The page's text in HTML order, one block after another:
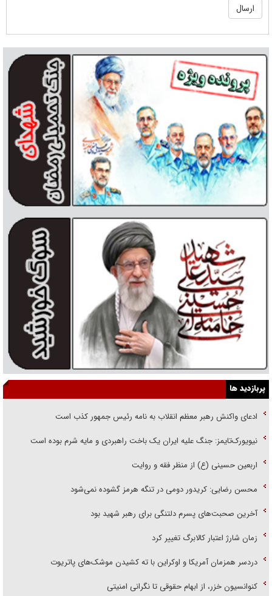
پربازدید ها
ادعای واکنش رهبر معظم انقلاب به نامه رئیس جمهور کذب است
نیویورک‌تایمز: جنگ علیه ایران یک باخت راهبردی و مایه شرم بوده است
اربعین حسینی (ع) از منظر فقه و روایت
محسن رضایی: کریدور دومی در تنگه هرمز گشوده نمی‌شود
آخرین صحبت‌های پسرم دلتنگی برای رهبر شهید بود
زمان شارژ اعتبار کالابرگ تغییر کرد
دردسر همزمان آمریکا و اوکراین با ته کشیدن موشک‌های پاتریوت
کنوانسیون خزر، از ابهام حقوقی تا نگرانی امنیتی